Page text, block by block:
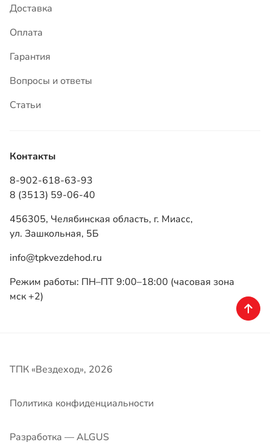
Доставка
Оплата
Гарантия
Вопросы и ответы
Статьи
Контакты
8-902-618-63-93
8 (3513) 59-06-40
456305, Челябинская область, г. Миасс,
ул. Зашкольная, 5Б
info@tpkvezdehod.ru
Режим работы: ПН–ПТ 9:00–18:00 (часовая зона
мск +2)
ТПК «Вездеход», 2026
Политика конфиденциальности
Разработка — ALGUS